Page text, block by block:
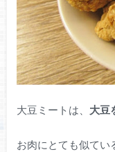
大豆ミートは、 大豆
お肉にとても似てい